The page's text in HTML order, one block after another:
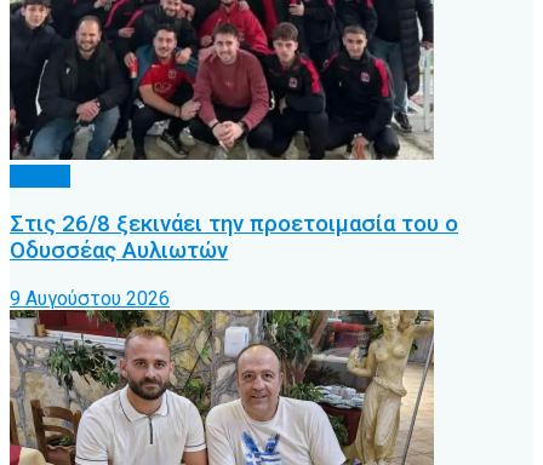
Στις 26/8 ξεκινάει την προετοιμασία του ο
Οδυσσέας Αυλιωτών
9 Αυγούστου 2026